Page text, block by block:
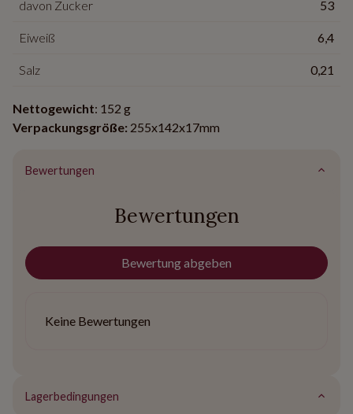
davon Zucker 53
Eiweiß 6,4
Salz 0,21
Nettogewicht: 152 g
Verpackungsgröße: 255x142x17mm
Bewertungen
Bewertungen
Bewertung abgeben
Keine Bewertungen
Lagerbedingungen